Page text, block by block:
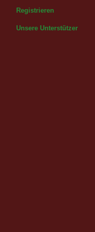
Registrieren
Unsere Unterstützer